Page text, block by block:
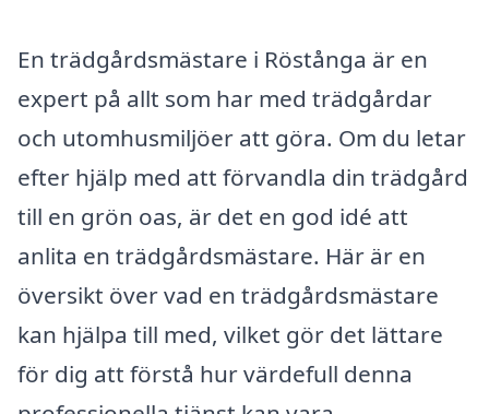
En trädgårdsmästare i Röstånga är en
expert på allt som har med trädgårdar
och utomhusmiljöer att göra. Om du letar
efter hjälp med att förvandla din trädgård
till en grön oas, är det en god idé att
anlita en trädgårdsmästare. Här är en
översikt över vad en trädgårdsmästare
kan hjälpa till med, vilket gör det lättare
för dig att förstå hur värdefull denna